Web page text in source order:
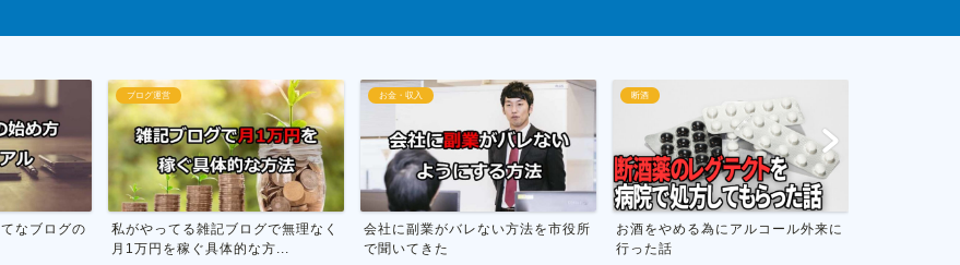
グで無理なく
方...
お金・収入
会社に副業がバレない方法を市役所
で聞いてきた
断酒
お酒をやめる為にアルコール外来に
行った話
断酒
お酒をやめて人生が変わったお話し